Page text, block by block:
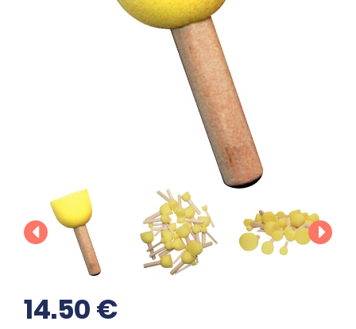
14.50€